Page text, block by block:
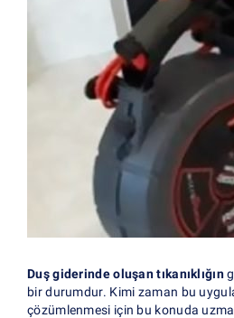
Duş giderinde oluşan tıkanıklığın
bir durumdur. Kimi zaman bu
çözümlenmesi için bu konuda